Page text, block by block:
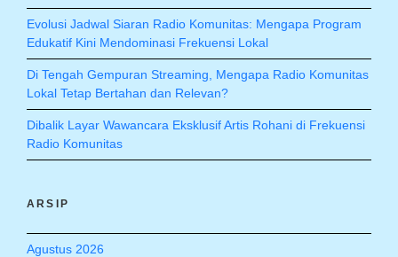
Evolusi Jadwal Siaran Radio Komunitas: Mengapa Program
Edukatif Kini Mendominasi Frekuensi Lokal
Di Tengah Gempuran Streaming, Mengapa Radio Komunitas
Lokal Tetap Bertahan dan Relevan?
Dibalik Layar Wawancara Eksklusif Artis Rohani di Frekuensi
Radio Komunitas
ARSIP
Agustus 2026